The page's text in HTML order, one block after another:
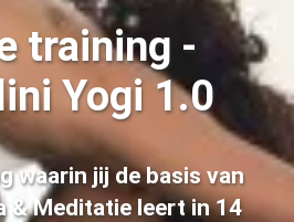
training -
Yogi 1.0
waarin jij de basis van
& Meditatie leert in 14